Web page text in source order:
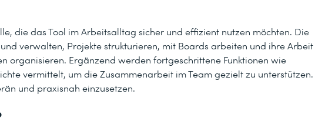
die das Tool im Arbeitsalltag sicher und effizient nutzen möchten. Die
verwalten, Projekte strukturieren, mit Boards arbeiten und ihre Arbeit
organisieren. Ergänzend werden fortgeschrittene Funktionen wie
vermittelt, um die Zusammenarbeit im Team gezielt zu unterstützen.
und praxisnah einzusetzen.